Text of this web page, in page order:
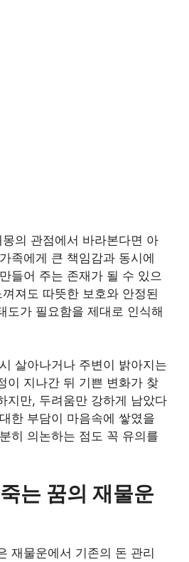
의 관점에서 바라본다면 아
족에게 큰 책임감과 동시에
들어 주는 존재가 될 수 있으
져도 따뜻한 보호와 안정된
도가 필요함을 제대로 인식해
살아나거나 주변이 밝아지는
이 지나간 뒤 기쁜 변화가 찾
지만, 두려움만 강하게 남았다
한 부담이 마음속에 쌓였을
히 의논하는 점도 꼭 유의를
는 꿈의 재물운
재물운에서 기존의 돈 관리